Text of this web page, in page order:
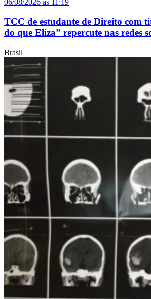
06/08/2026 às 11:19
TCC de estudante de Direito com
do que Eliza” repercute nas redes
Brasil